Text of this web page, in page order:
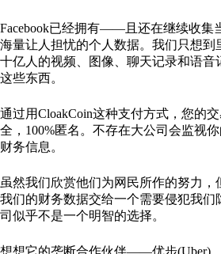
Facebook已经拥有——且还在继续收
海量让人担忧的个人数据。我们只想到
十亿人的视频、图像、聊天记录和语音
这些东西。
通过用CloakCoin这种支付方式，您的
全，100%匿名。不存在大公司会监视你
财务信息。
虽然我们欣赏他们为网民所作的努力，
我们的财务数据交给一个需要侵犯我们
司似乎不是一个明智的选择。
想想它的垄断合作伙伴——优步(Uber)、